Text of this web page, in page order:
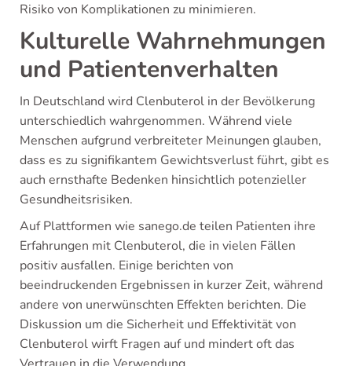
Risiko von Komplikationen zu minimieren.
Kulturelle Wahrnehmungen
und Patientenverhalten
In Deutschland wird Clenbuterol in der Bevölkerung
unterschiedlich wahrgenommen. Während viele
Menschen aufgrund verbreiteter Meinungen glauben,
dass es zu signifikantem Gewichtsverlust führt, gibt es
auch ernsthafte Bedenken hinsichtlich potenzieller
Gesundheitsrisiken.
Auf Plattformen wie sanego.de teilen Patienten ihre
Erfahrungen mit Clenbuterol, die in vielen Fällen
positiv ausfallen. Einige berichten von
beeindruckenden Ergebnissen in kurzer Zeit, während
andere von unerwünschten Effekten berichten. Die
Diskussion um die Sicherheit und Effektivität von
Clenbuterol wirft Fragen auf und mindert oft das